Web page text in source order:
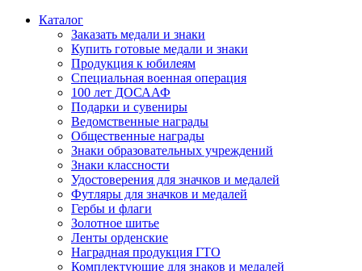
Каталог
Заказать медали и знаки
Купить готовые медали и знаки
Продукция к юбилеям
Специальная военная операция
100 лет ДОСААФ
Подарки и сувениры
Ведомственные награды
Общественные награды
Знаки образовательных учреждений
Знаки классности
Удостоверения для значков и медалей
Футляры для значков и медалей
Гербы и флаги
Золотное шитье
Ленты орденские
Наградная продукция ГТО
Комплектующие для знаков и медалей